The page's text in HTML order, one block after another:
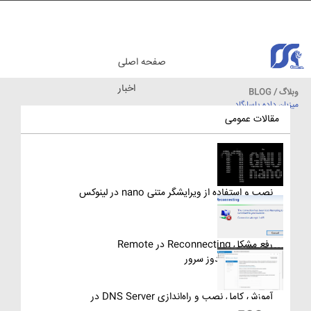
وبلاگ / BLOG
میزبان داده پاسارگاد
صفحه اصلی
اخبار
مقالات عمومی
نصب و استفاده از ویرایشگر متنی nano در لینوکس
رفع مشکل Reconnecting در Remote
Desktop ویندوز سرور
آموزش کامل نصب و راه‌اندازی DNS Server در